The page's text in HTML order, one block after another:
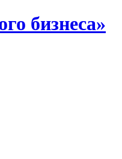
бизнеса»